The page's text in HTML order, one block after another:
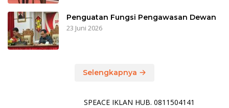
Penguatan Fungsi Pengawasan Dewan
23 Juni 2026
Selengkapnya
SPEACE IKLAN HUB. 0811504141